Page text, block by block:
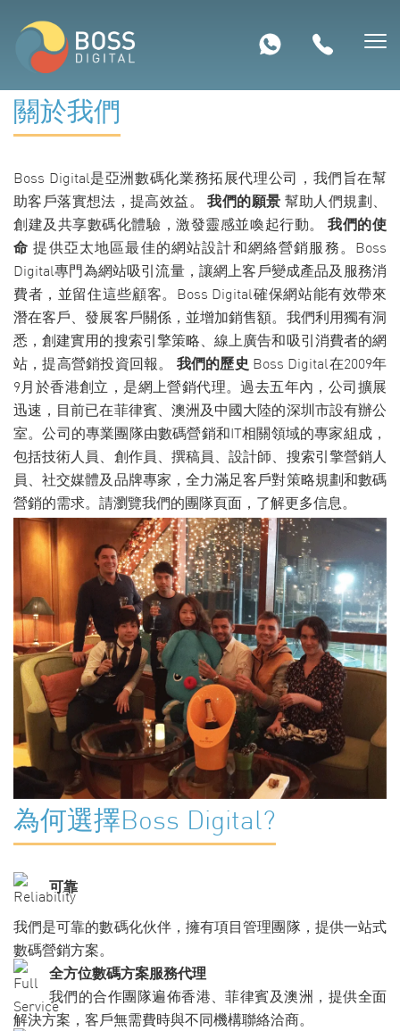
關於我們
Boss Digital是亞洲數碼化業務拓展代理公司，我們旨在幫
助客戶落實想法，提高效益。我們的願景 幫助人們規劃、
創建及共享數碼化體驗，激發靈感並喚起行動。我們的使
命 提供亞太地區最佳的網站設計和網絡營銷服務。Boss
Digital專門為網站吸引流量，讓網上客戶變成產品及服務消
費者，並留住這些顧客。Boss Digital確保網站能有效帶來
潛在客戶、發展客戶關係，並增加銷售額。我們利用獨有洞
悉，創建實用的搜索引擎策略、線上廣告和吸引消費者的網
站，提高營銷投資回報。 我們的歷史 Boss Digital在2009年
9月於香港創立，是網上營銷代理。過去五年內，公司擴展
迅速，目前已在菲律賓、澳洲及中國大陸的深圳市設有辦公
室。公司的專業團隊由數碼營銷和IT相關領域的專家組成，
包括技術人員、創作員、撰稿員、設計師、搜索引擎營銷人
員、社交媒體及品牌專家，全力滿足客戶對策略規劃和數碼
營銷的需求。請瀏覽我們的團隊頁面，了解更多信息。
為何選擇Boss Digital?
可靠
我們是可靠的數碼化伙伴，擁有項目管理團隊，提供一站式
數碼營銷方案。
全方位數碼方案服務代理
我們的合作團隊遍佈香港、菲律賓及澳洲，提供全面
解決方案，客戶無需費時與不同機構聯絡洽商。